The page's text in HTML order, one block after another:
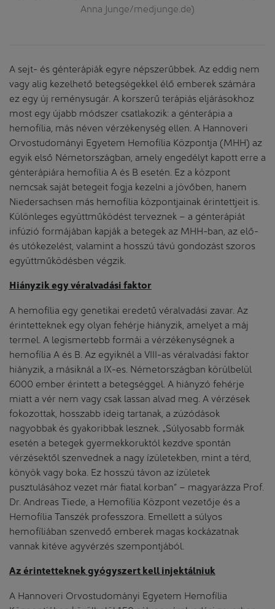
Anna Junge/medjunge.de)
A sejt- és génterápiák egyre népszerűbbek. Az eddig nem
vagy alig kezelhető betegségekkel élő emberek számára
ez egy új reménysugár. A korszerű terápiás eljárásokhoz
most egy újabb módszer csatlakozik: a génterápia a
hemofília, más néven vérzékenység ellen. A Hannoveri
Orvostudományi Egyetem Hemofília Központja (MHH) az
egyik első Németországban, amely engedélyt kapott erre a
génterápiára hemofília A és B esetén. Ez a központ
nemcsak saját betegeit fogja kezelni a jövőben, hanem
Niedersachsen más hemofília központjainak érintettjeit is.
Különleges együttműködést terveznek – a génterápiát
infúzió formájában kapják a betegek az MHH-ban, az elő-
és utókezelést, valamint a hosszú távú gondozást szoros
együttműködésben végzik.
Hiányzik egy véralvadási faktor
A hemofília egy genetikai eredetű véralvadási zavar. Az
érintetteknek egy olyan fehérje hiányzik, amelyet a máj
termel. A legismertebb formái a vérzékenységnek a
hemofília A és B. Az egyiknél a VIII-as véralvadási faktor
hiányzik, a másiknál a IX-es. Németországban körülbelül
6000 ember érintett a betegséggel. A hiányzó fehérje
miatt a vér nem vagy csak lassan alvad meg. A vérzések
fokozottak, hosszabb ideig tartanak, a zúzódások
nagyobbak és gyakoribbak lesznek. „Súlyosabb formák
esetén a betegek gyermekkoruktól kezdve spontán
vérzésektől szenvednek a nagy ízületekben, mint a térd,
könyök vagy boka. Ez hosszú távon az ízületek
pusztulásához vezet már fiatal korban” – magyarázza Prof.
Dr. Andreas Tiede, a Hemofília Központ vezetője és a
Hemofília Tanszék professzora. Emellett a súlyos
hemofíliában szenvedő emberek magas kockázatnak
vannak kitéve agyvérzés szempontjából.
Az érintetteknek gyógyszert kell injektálniuk
A Hannoveri Orvostudományi Egyetem Hemofília